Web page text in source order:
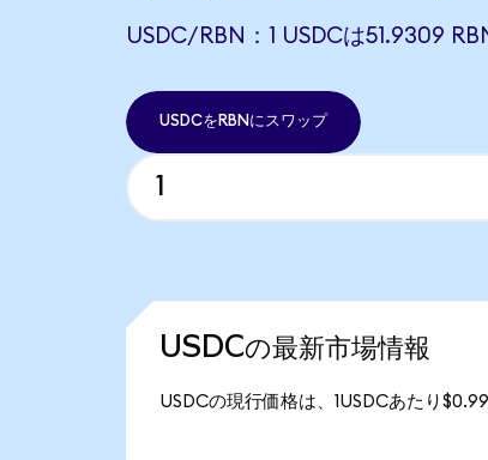
USDC/RBN：1 USDCは51.9309
USDCをRBNにスワップ
USDCの最新市場情報
USDCの現行価格は、1USDCあたり